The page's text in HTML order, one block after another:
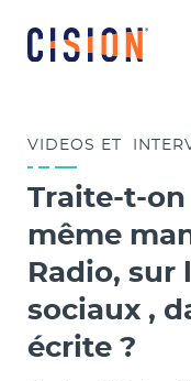
VIDEOS ET
Traite-t-
même
Radio, sur
sociaux ,
écrite ?